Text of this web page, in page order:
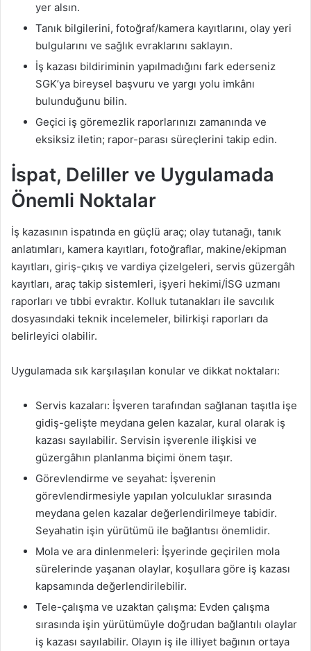
yer alsın.
Tanık bilgilerini, fotoğraf/kamera kayıtlarını, olay yeri
bulgularını ve sağlık evraklarını saklayın.
İş kazası bildiriminin yapılmadığını fark ederseniz
SGK’ya bireysel başvuru ve yargı yolu imkânı
bulunduğunu bilin.
Geçici iş göremezlik raporlarınızı zamanında ve
eksiksiz iletin; rapor-parası süreçlerini takip edin.
İspat, Deliller ve Uygulamada
Önemli Noktalar
İş kazasının ispatında en güçlü araç; olay tutanağı, tanık
anlatımları, kamera kayıtları, fotoğraflar, makine/ekipman
kayıtları, giriş-çıkış ve vardiya çizelgeleri, servis güzergâh
kayıtları, araç takip sistemleri, işyeri hekimi/İSG uzmanı
raporları ve tıbbi evraktır. Kolluk tutanakları ile savcılık
dosyasındaki teknik incelemeler, bilirkişi raporları da
belirleyici olabilir.
Uygulamada sık karşılaşılan konular ve dikkat noktaları:
Servis kazaları: İşveren tarafından sağlanan taşıtla işe
gidiş-gelişte meydana gelen kazalar, kural olarak iş
kazası sayılabilir. Servisin işverenle ilişkisi ve
güzergâhın planlanma biçimi önem taşır.
Görevlendirme ve seyahat: İşverenin
görevlendirmesiyle yapılan yolculuklar sırasında
meydana gelen kazalar değerlendirilmeye tabidir.
Seyahatin işin yürütümü ile bağlantısı önemlidir.
Mola ve ara dinlenmeleri: İşyerinde geçirilen mola
sürelerinde yaşanan olaylar, koşullara göre iş kazası
kapsamında değerlendirilebilir.
Tele-çalışma ve uzaktan çalışma: Evden çalışma
sırasında işin yürütümüyle doğrudan bağlantılı olaylar
iş kazası sayılabilir. Olayın iş ile illiyet bağının ortaya